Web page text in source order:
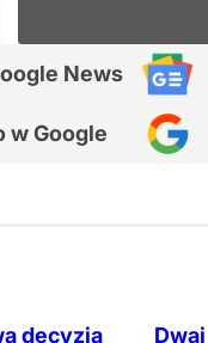
News
w Google
decyzja